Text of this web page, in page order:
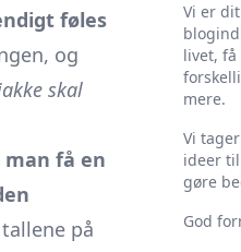
føles
og
skal
man få en
på
Vi er
livet,
mere.
Vi
ideer
gøre
God